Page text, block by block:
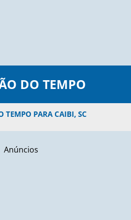
DO TEMPO
TEMPO PARA CAIBI, SC
Anúncios